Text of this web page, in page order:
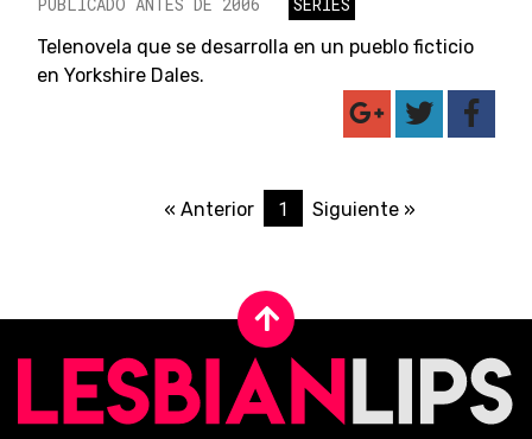
Telenovela que se desarrolla en un pueblo ficticio
en Yorkshire Dales.
« Anterior 1 Siguiente »